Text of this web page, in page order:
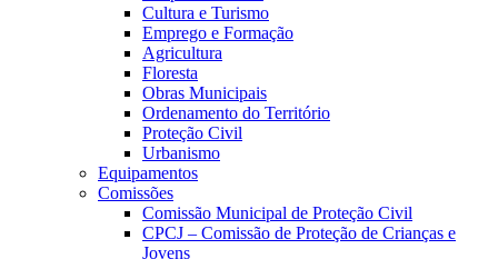
Cultura e Turismo
Emprego e Formação
Agricultura
Floresta
Obras Municipais
Ordenamento do Território
Proteção Civil
Urbanismo
Equipamentos
Comissões
Comissão Municipal de Proteção Civil
CPCJ – Comissão de Proteção de Crianças e
Jovens